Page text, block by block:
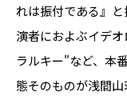
れは振付である』
演者におよぶイデ
ラルキー"など、本
態そのものが浅間